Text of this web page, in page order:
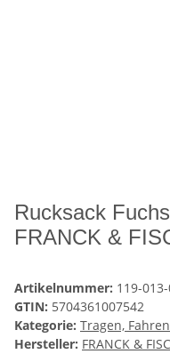
Rucksack
FRANCK &
Artikelnummer: 119-
GTIN: 5704361007542
Kategorie: Tragen,
Hersteller: FRANCK &